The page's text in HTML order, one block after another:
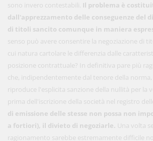
sono invero contestabili. Il problema è
dall'apprezzamento delle conseguenze del
di titoli sancito comunque in maniera
senso può avere consentire la negoziazione di
cui natura cartolare le differenzia dalle
posizione contrattuale? In definitiva pare più
che, indipendentemente dal tenore della
riproduce l'esplicita sanzione della nullità per la
prima dell'iscrizione della società nel registro
di emissione delle stesse non possa non
a fortiori), il divieto di negoziarle. Una volta
ragionamento sarebbe estremamente difficile